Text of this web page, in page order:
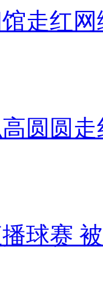
走红网
圆圆走
球赛